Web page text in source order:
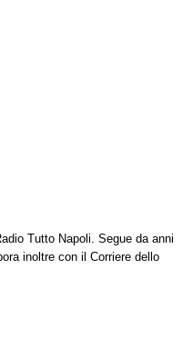
Tutto Napoli. Segue da anni
inoltre con il Corriere dello